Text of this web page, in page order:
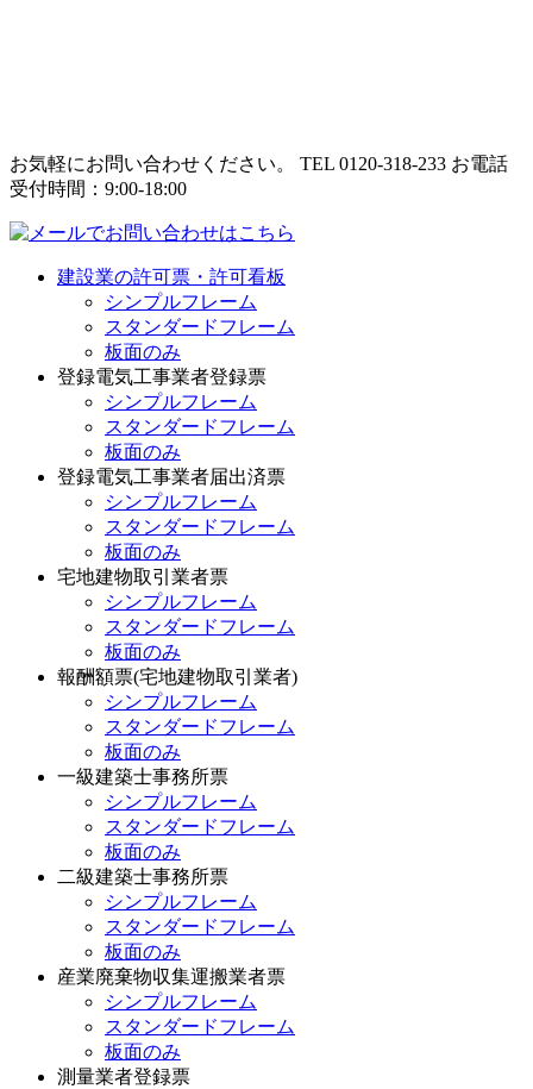
お気軽にお問い合わせください。 TEL 0120-318-233 お電話
受付時間：9:00-18:00
建設業の許可票・許可看板
シンプルフレーム
スタンダードフレーム
板面のみ
登録電気工事業者登録票
シンプルフレーム
スタンダードフレーム
板面のみ
登録電気工事業者届出済票
シンプルフレーム
スタンダードフレーム
板面のみ
宅地建物取引業者票
シンプルフレーム
スタンダードフレーム
板面のみ
報酬額票(宅地建物取引業者)
シンプルフレーム
スタンダードフレーム
板面のみ
一級建築士事務所票
シンプルフレーム
スタンダードフレーム
板面のみ
二級建築士事務所票
シンプルフレーム
スタンダードフレーム
板面のみ
産業廃棄物収集運搬業者票
シンプルフレーム
スタンダードフレーム
板面のみ
測量業者登録票